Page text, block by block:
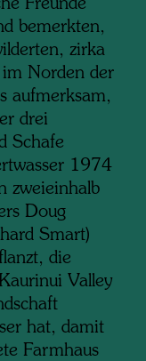
Freunde
bemerkten,
zirka
Norden der
aufmerksam,
drei
Schafe
1974
zweieinhalb
Doug
Smart)
die
Valley
hat, damit
Farmhaus